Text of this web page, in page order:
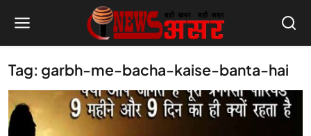
Tag: garbh-me-bacha-kaise-banta-hai